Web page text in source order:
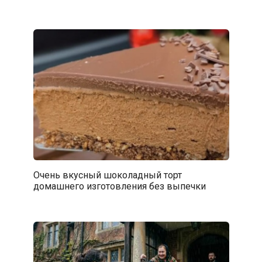
Очень вкусный шоколадный торт
домашнего изготовления без выпечки